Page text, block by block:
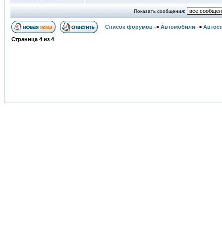
Показать сообщения:
Список форумов -> Автомобили ->
Страница 4 из 4